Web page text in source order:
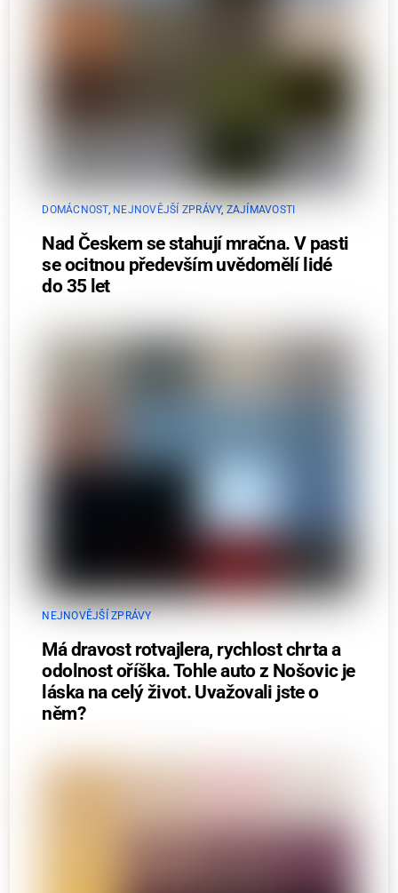
DOMÁCNOST, NEJNOVĚJŠÍ ZPRÁVY, ZAJÍMAVOSTI
Nad Českem se stahují mračna. V pasti
se ocitnou především uvědomělí lidé
do 35 let
NEJNOVĚJŠÍ ZPRÁVY
Má dravost rotvajlera, rychlost chrta a
odolnost oříška. Tohle auto z Nošovic je
láska na celý život. Uvažovali jste o
něm?